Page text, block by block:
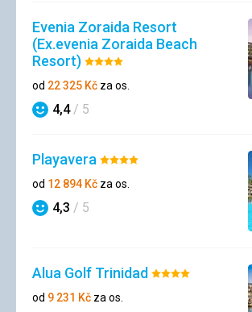
Evenia Zoraida Resort
(Ex.evenia Zoraida Beach
Resort)Hodnocení:
4/5
od 22 325 Kč za os.
Hodnocení
4,4/ 5
Playavera Hodnocení:
4/5
od 12 894 Kč za os.
Hodnocení
4,3 / 5
Alua Golf TrinidadHodnocení:
od 9 231 Kč za os.